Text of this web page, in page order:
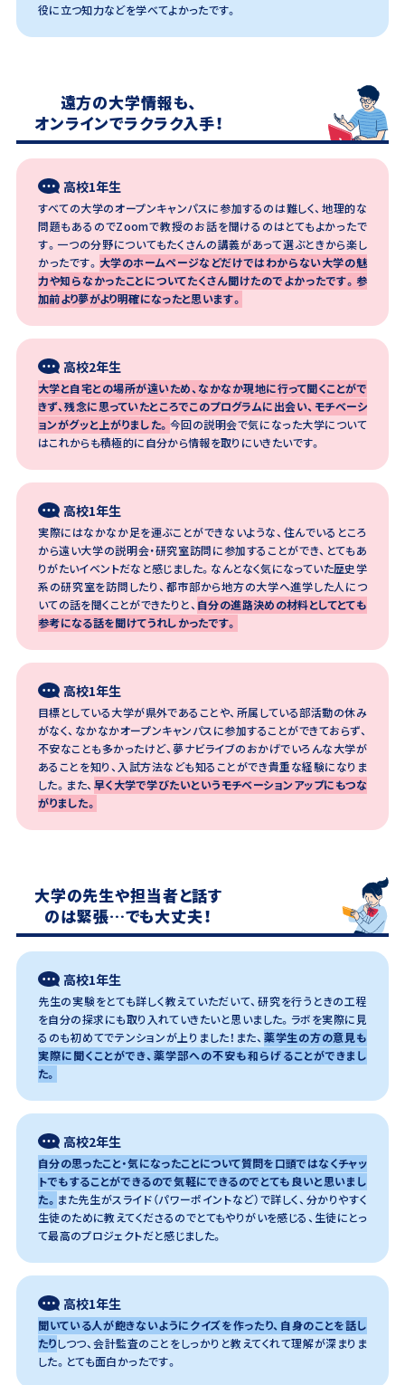
役に立つ知力などを学べてよかったです。
遠方の大学情報も、
オンラインでラクラク入手！
高校1年生
すべての大学のオープンキャンパスに参加するのは難しく、地理的な
問題もあるのでZoomで教授のお話を聞けるのはとてもよかったで
す。一つの分野についてもたくさんの講義があって選ぶときから楽し
かったです。 大学のホームページなどだけではわからない大学の魅
力や知らなかったことについてたくさん聞けたのでよかったです。参
加前より夢がより明確になったと思います。
高校2年生
大学と自宅との場所が遠いため、なかなか現地に行って聞くことがで
きず、残念に思っていたところでこのプログラムに出会い、モチベーシ
ョンがグッと上がりました。 今回の説明会で気になった大学について
はこれからも積極的に自分から情報を取りにいきたいです。
高校1年生
実際にはなかなか足を運ぶことができないような、住んでいるところ
から遠い大学の説明会・研究室訪問に参加することができ、とてもあ
りがたいイベントだなと感じました。なんとなく気になっていた歴史学
系の研究室を訪問したり、都市部から地方の大学へ進学した人につ
いての話を聞くことができたりと、 自分の進路決めの材料としてとても
参考になる話を聞けてうれしかったです。
高校1年生
目標としている大学が県外であることや、所属している部活動の休み
がなく、なかなかオープンキャンパスに参加することができておらず、
不安なことも多かったけど、夢ナビライブのおかげでいろんな大学が
あることを知り、入試方法なども知ることができ貴重な経験になりま
した。また、 早く大学で学びたいというモチベーションアップにもつな
がりました。
大学の先生や担当者と話す
のは緊張…でも大丈夫！
高校1年生
先生の実験をとても詳しく教えていただいて、研究を行うときの工程
を自分の探求にも取り入れていきたいと思いました。ラボを実際に見
るのも初めてでテンションが上りました！また、 薬学生の方の意見も
実際に聞くことができ、薬学部への不安も和らげることができまし
た。
高校2年生
自分の思ったこと・気になったことについて質問を口頭ではなくチャッ
トでもすることができるので気軽にできるのでとても良いと思いまし
た。 また先生がスライド（パワーポイントなど）で詳しく、分かりやすく
生徒のために教えてくださるのでとてもやりがいを感じる、生徒にとっ
て最高のプロジェクトだと感じました。
高校1年生
聞いている人が飽きないようにクイズを作ったり、自身のことを話し
たりしつつ、会計監査のことをしっかりと教えてくれて理解が深まりま
した。とても面白かったです。